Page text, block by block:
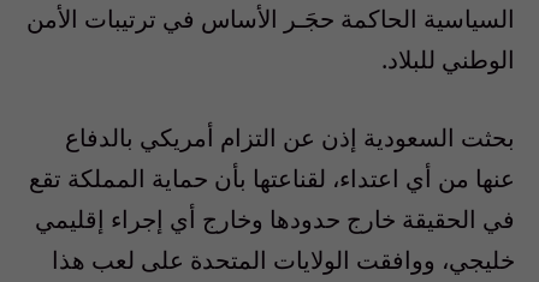
السياسية الحاكمة حجَـر الأساس في ترتيبات الأمن
الوطني للبلاد.
بحثت السعودية إذن عن التزام أمريكي بالدفاع
عنها من أي اعتداء، لقناعتها بأن حماية المملكة تقع
في الحقيقة خارج حدودها وخارج أي إجراء إقليمي
خليجي، ووافقت الولايات المتحدة على لعب هذا